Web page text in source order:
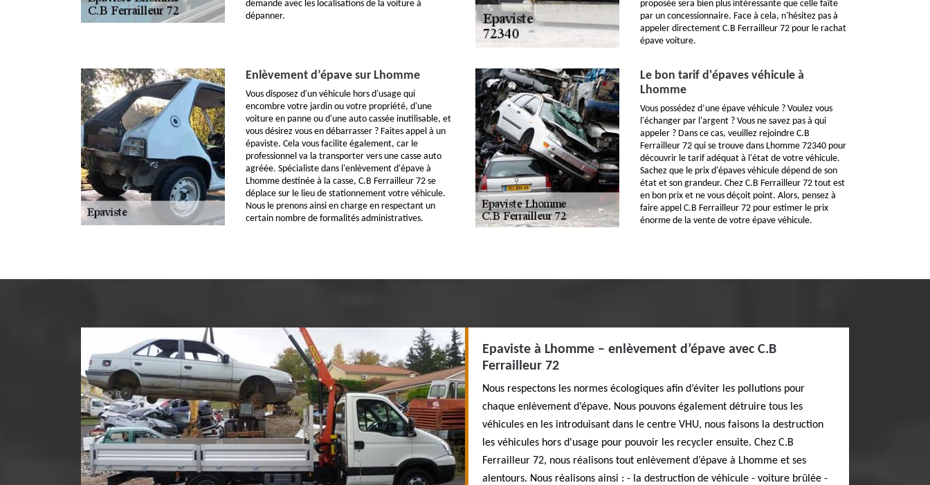
demande avec les localisations de la voiture à
dépanner.
proposée sera bien plus intéressante que celle faîte
par un concessionnaire. Face à cela, n'hésitez pas à
appeler directement C.B Ferrailleur 72 pour le rachat
épave voiture.
Enlèvement d’épave sur Lhomme
Vous disposez d'un véhicule hors d'usage qui
encombre votre jardin ou votre propriété, d'une
voiture en panne ou d'une auto cassée inutilisable, et
vous désirez vous en débarrasser ? Faites appel à un
épaviste. Cela vous facilite également, car le
professionnel va la transporter vers une casse auto
agréée. Spécialiste dans l'enlèvement d'épave à
Lhomme destinée à la casse, C.B Ferrailleur 72 se
déplace sur le lieu de stationnement votre véhicule.
Nous le prenons ainsi en charge en respectant un
certain nombre de formalités administratives.
Le bon tarif d'épaves véhicule à
Lhomme
Vous possédez d’une épave véhicule ? Voulez vous
l'échanger par l'argent ? Vous ne savez pas à qui
appeler ? Dans ce cas, veuillez rejoindre C.B
Ferrailleur 72 qui se trouve dans Lhomme 72340 pour
découvrir le tarif adéquat à l'état de votre véhicule.
Sachez que le prix d'épaves véhicule dépend de son
état et son grandeur. Chez C.B Ferrailleur 72 tout est
en bon prix et ne vous déçoit point. Alors, pensez à
faire appel C.B Ferrailleur 72 pour estimer le prix
énorme de la vente de votre épave véhicule.
Epaviste à Lhomme – enlèvement d’épave avec C.B
Ferrailleur 72
Nous respectons les normes écologiques afin d’éviter les pollutions pour
chaque enlèvement d’épave. Nous pouvons également détruire tous les
véhicules en les introduisant dans le centre VHU, nous faisons la destruction
les véhicules hors d'usage pour pouvoir les recycler ensuite. Chez C.B
Ferrailleur 72, nous réalisons tout enlèvement d’épave à Lhomme et ses
alentours. Nous réalisons ainsi : - la destruction de véhicule - voiture brûlée -